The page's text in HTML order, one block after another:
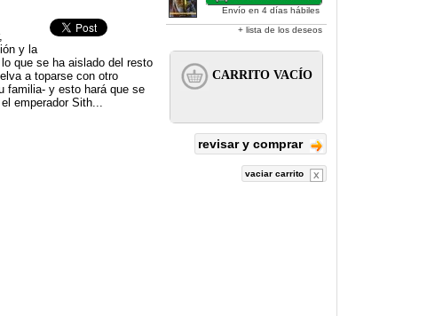
y la
que se ha aislado del resto
a toparse con otro
familia- y esto hará que se
emperador Sith...
Envío en 4 días hábiles
+ lista de los deseos
revisar y comprar
vaciar carrito